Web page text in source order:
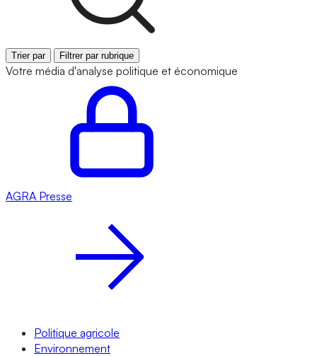
Trier par Filtrer par rubrique
Votre média d'analyse politique et économique
AGRA Presse
Politique agricole
Environnement